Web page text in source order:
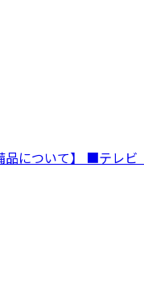
品について】